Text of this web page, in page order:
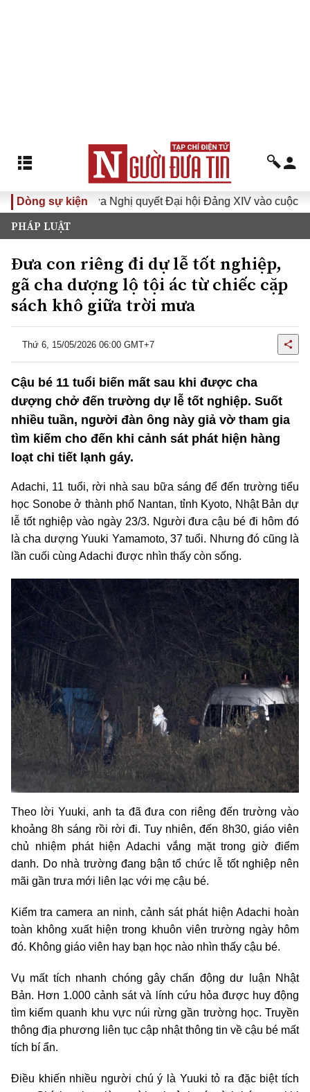
Dòng sự kiện
Đưa Nghị quyết Đại hội Đảng XIV vào cuộc sống
PHÁP LUẬT
Đưa con riêng đi dự lễ tốt nghiệp,
gã cha dượng lộ tội ác từ chiếc cặp
sách khô giữa trời mưa
Thứ 6, 15/05/2026 06:00 GMT+7
Cậu bé 11 tuổi biến mất sau khi được cha
dượng chở đến trường dự lễ tốt nghiệp. Suốt
nhiều tuần, người đàn ông này giả vờ tham gia
tìm kiếm cho đến khi cảnh sát phát hiện hàng
loạt chi tiết lạnh gáy.
Adachi, 11 tuổi, rời nhà sau bữa sáng để đến trường tiểu
học Sonobe ở thành phố Nantan, tỉnh Kyoto, Nhật Bản dự
lễ tốt nghiệp vào ngày 23/3. Người đưa cậu bé đi hôm đó
là cha dượng Yuuki Yamamoto, 37 tuổi. Nhưng đó cũng là
lần cuối cùng Adachi được nhìn thấy còn sống.
Theo lời Yuuki, anh ta đã đưa con riêng đến trường vào
khoảng 8h sáng rồi rời đi. Tuy nhiên, đến 8h30, giáo viên
chủ nhiệm phát hiện Adachi vắng mặt trong giờ điểm
danh. Do nhà trường đang bận tổ chức lễ tốt nghiệp nên
mãi gần trưa mới liên lạc với mẹ cậu bé.
Kiểm tra camera an ninh, cảnh sát phát hiện Adachi hoàn
toàn không xuất hiện trong khuôn viên trường ngày hôm
đó. Không giáo viên hay bạn học nào nhìn thấy cậu bé.
Vụ mất tích nhanh chóng gây chấn động dư luận Nhật
Bản. Hơn 1.000 cảnh sát và lính cứu hỏa được huy động
tìm kiếm quanh khu vực núi rừng gần trường học. Truyền
thông địa phương liên tục cập nhật thông tin về cậu bé mất
tích bí ẩn.
Điều khiến nhiều người chú ý là Yuuki tỏ ra đặc biệt tích